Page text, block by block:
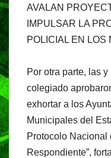
AVALAN
IMPULSAR LA
POLICIAL EN LOS
Por otra parte, las
colegiado
exhortar a los
Municipales del
Protocolo Nacional
Respondiente”,